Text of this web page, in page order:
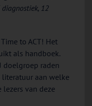
12
to ACT! Het
als handboek.
doelgroep raden
aan welke
van deze